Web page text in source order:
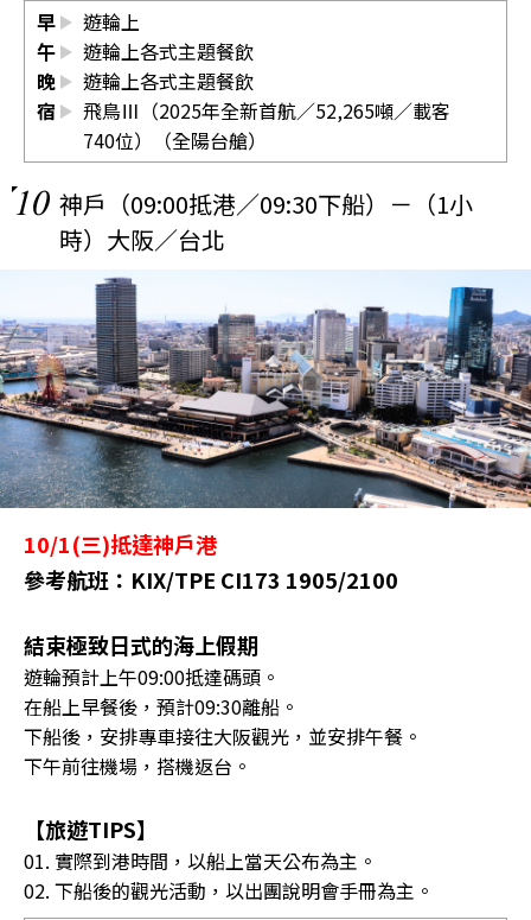
早
遊輪上
午
遊輪上各式主題餐飲
晚
遊輪上各式主題餐飲
宿
飛鳥Ⅲ（2025年全新首航／52,265噸／載客
740位）（全陽台艙）
10 神戶（09:00抵港／09:30下船）－（1小
時）大阪／台北
10/1(三)抵達神戶港
參考航班：KIX/TPE CI173 1905/2100
結束極致日式的海上假期
遊輪預計上午09:00抵達碼頭。
在船上早餐後，預計09:30離船。
下船後，安排專車接往大阪觀光，並安排午餐。
下午前往機場，搭機返台。
【旅遊TIPS】
01. 實際到港時間，以船上當天公布為主。
02. 下船後的觀光活動，以出團說明會手冊為主。